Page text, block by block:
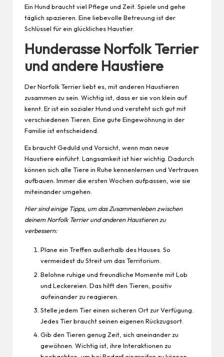
Ein Hund braucht viel Pflege und Zeit. Spiele und gehe
täglich spazieren. Eine liebevolle Betreuung ist der
Schlüssel für ein glückliches Haustier.
Hunderasse Norfolk Terrier
und andere Haustiere
Der Norfolk Terrier liebt es, mit anderen Haustieren
zusammen zu sein. Wichtig ist, dass er sie von klein auf
kennt. Er ist ein sozialer Hund und versteht sich gut mit
verschiedenen Tieren. Eine gute Eingewöhnung in der
Familie ist entscheidend.
Es braucht Geduld und Vorsicht, wenn man neue
Haustiere einführt. Langsamkeit ist hier wichtig. Dadurch
können sich alle Tiere in Ruhe kennenlernen und Vertrauen
aufbauen. Immer die ersten Wochen aufpassen, wie sie
miteinander umgehen.
Hier sind einige Tipps, um das Zusammenleben zwischen
deinem Norfolk Terrier und anderen Haustieren zu
verbessern:
Plane ein Treffen außerhalb des Hauses. So
vermeidest du Streit um das Territorium.
Belohne ruhige und freundliche Momente mit Lob
und Leckereien. Das hilft den Tieren, positiv
aufeinander zu reagieren.
Stelle jedem Tier einen sicheren Ort zur Verfügung.
Jedes Tier braucht seinen eigenen Rückzugsort.
Gib den Tieren genug Zeit, sich aneinander zu
gewöhnen. Wichtig ist, ihre Interaktionen zu